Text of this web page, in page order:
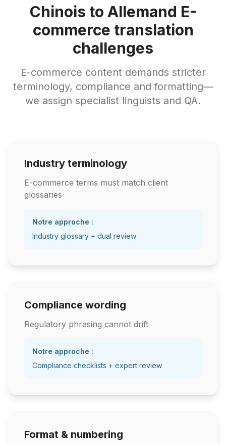
Chinois to Allemand E-
commerce translation
challenges
E-commerce content demands stricter
terminology, compliance and formatting—
we assign specialist linguists and QA.
Industry terminology
E-commerce terms must match client
glossaries
Notre approche :
Industry glossary + dual review
Compliance wording
Regulatory phrasing cannot drift
Notre approche :
Compliance checklists + expert review
Format & numbering